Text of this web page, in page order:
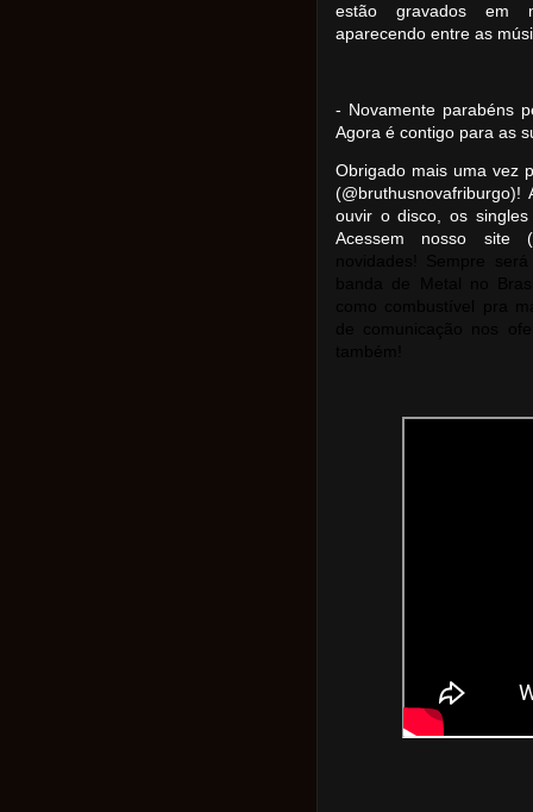
estão gravados em
aparecendo entre as
- Novamente parabéns
Agora é contigo para as
Obrigado mais uma vez
ouvir o disco, os
Acessem nosso site (